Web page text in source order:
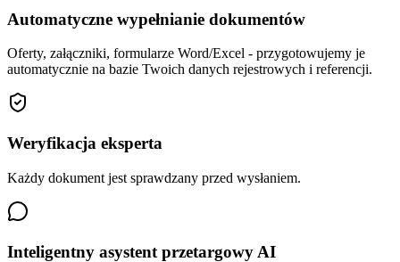
Automatyczne wypełnianie dokumentów
Oferty, załączniki, formularze Word/Excel - przygotowujemy je
automatycznie na bazie Twoich danych rejestrowych i referencji.
Weryfikacja eksperta
Każdy dokument jest sprawdzany przed wysłaniem.
Inteligentny asystent przetargowy AI